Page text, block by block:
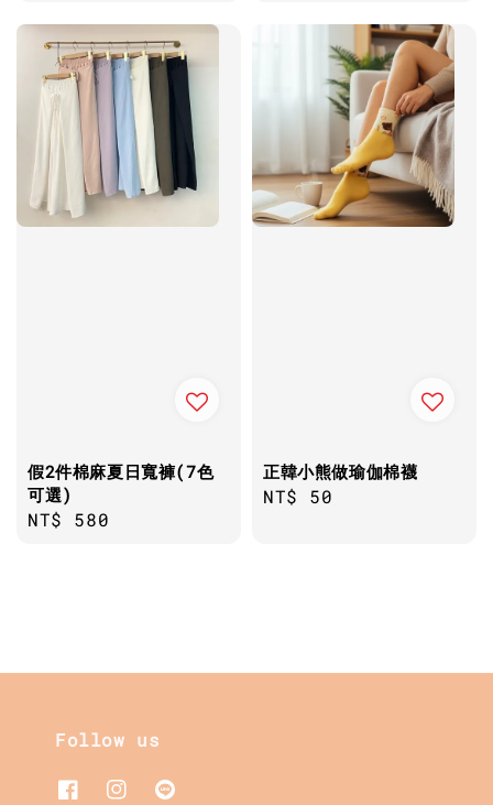
假2件棉麻夏日寬褲(7色
可選)
Regular
NT$ 580
正韓小熊做瑜伽棉襪
Regular
NT$ 50
Follow us